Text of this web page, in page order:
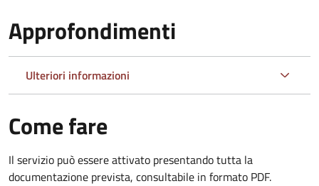
Approfondimenti
Ulteriori informazioni
Come fare
Il servizio può essere attivato presentando tutta la
documentazione prevista, consultabile in formato PDF.